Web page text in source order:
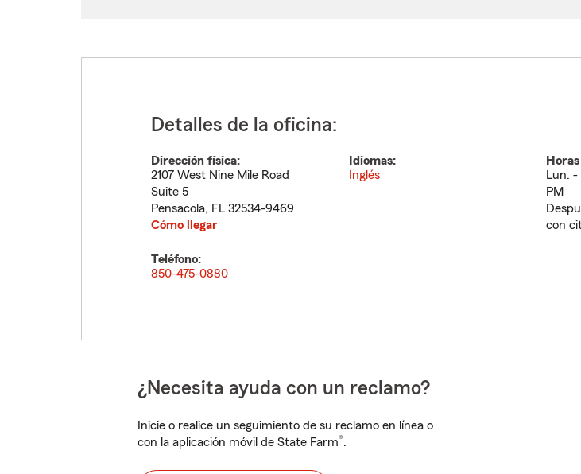
Detalles de la oficina:
Dirección física:
2107 West Nine Mile Road
Suite 5
Pensacola, FL 32534-9469
Cómo llegar
Idiomas:
Inglés
Lun.
PM
con
Teléfono:
850-475-0880
¿Necesita ayuda con un reclamo?
Inicie o realice un seguimiento de su reclamo en línea o
con la aplicación móvil de State Farm®.